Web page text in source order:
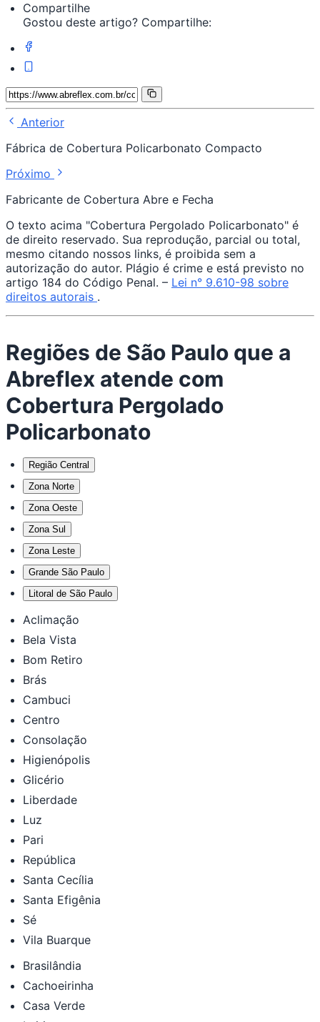
Compartilhe
Gostou deste artigo? Compartilhe:
Anterior
Fábrica de Cobertura Policarbonato Compacto
Próximo
Fabricante de Cobertura Abre e Fecha
O texto acima "Cobertura Pergolado Policarbonato" é
de direito reservado. Sua reprodução, parcial ou total,
mesmo citando nossos links, é proibida sem a
autorização do autor. Plágio é crime e está previsto no
artigo 184 do Código Penal. – Lei n° 9.610-98 sobre
direitos autorais .
Regiões de São Paulo que a
Abreflex atende com
Cobertura Pergolado
Policarbonato
Região Central
Zona Norte
Zona Oeste
Zona Sul
Zona Leste
Grande São Paulo
Litoral de São Paulo
Aclimação
Bela Vista
Bom Retiro
Brás
Cambuci
Centro
Consolação
Higienópolis
Glicério
Liberdade
Luz
Pari
República
Santa Cecília
Santa Efigênia
Sé
Vila Buarque
Brasilândia
Cachoeirinha
Casa Verde